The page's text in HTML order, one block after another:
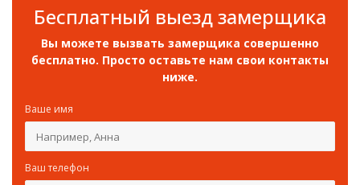
Бесплатный выезд замерщика
Вы можете вызвать замерщика совершенно
бесплатно. Просто оставьте нам свои контакты
ниже.
Ваше имя
Ваш телефон